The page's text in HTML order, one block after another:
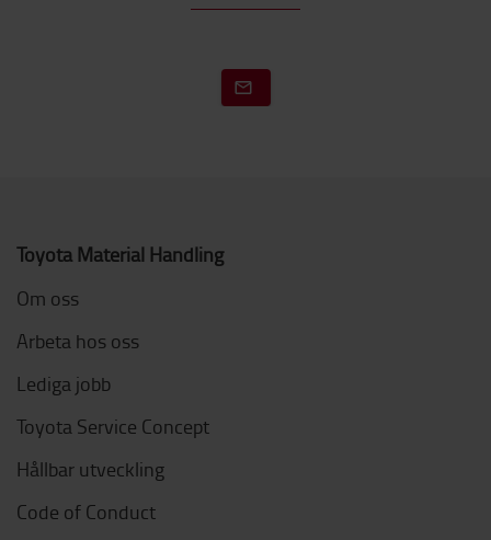
Toyota Material Handling
Om oss
Arbeta hos oss
Lediga jobb
Toyota Service Concept
Hållbar utveckling
Code of Conduct